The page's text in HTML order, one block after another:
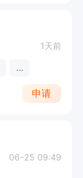
1天前
...
申请
06-25 09:49